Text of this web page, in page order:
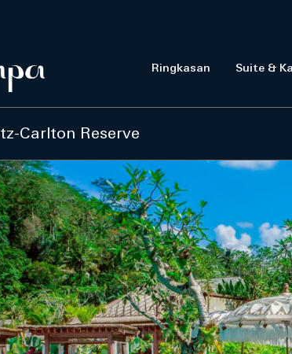
Ringkasan Suite &
Carlton Reserve